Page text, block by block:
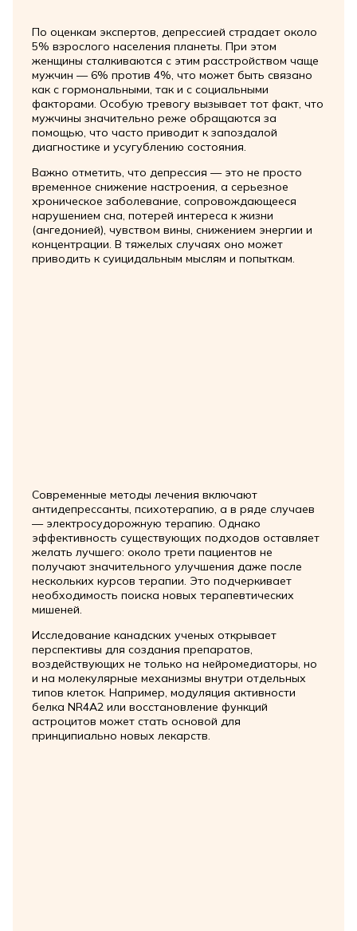
По оценкам экспертов, депрессией страдает около
5% взрослого населения планеты. При этом
женщины сталкиваются с этим расстройством чаще
мужчин — 6% против 4%, что может быть связано
как с гормональными, так и с социальными
факторами. Особую тревогу вызывает тот факт, что
мужчины значительно реже обращаются за
помощью, что часто приводит к запоздалой
диагностике и усугублению состояния.
Важно отметить, что депрессия — это не просто
временное снижение настроения, а серьезное
хроническое заболевание, сопровождающееся
нарушением сна, потерей интереса к жизни
(ангедонией), чувством вины, снижением энергии и
концентрации. В тяжелых случаях оно может
приводить к суицидальным мыслям и попыткам.
Современные методы лечения включают
антидепрессанты, психотерапию, а в ряде случаев
— электросудорожную терапию. Однако
эффективность существующих подходов оставляет
желать лучшего: около трети пациентов не
получают значительного улучшения даже после
нескольких курсов терапии. Это подчеркивает
необходимость поиска новых терапевтических
мишеней.
Исследование канадских ученых открывает
перспективы для создания препаратов,
воздействующих не только на нейромедиаторы, но
и на молекулярные механизмы внутри отдельных
типов клеток. Например, модуляция активности
белка NR4A2 или восстановление функций
астроцитов может стать основой для
принципиально новых лекарств.